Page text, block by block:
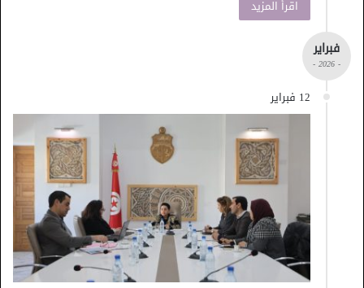
اقرأ المزيد
فبراير
- 2026 -
12 فبراير